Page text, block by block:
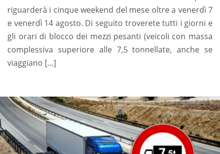
riguarderà i cinque weekend del mese oltre a venerdì 7
e venerdì 14 agosto. Di seguito troverete tutti i giorni e
gli orari di blocco dei mezzi pesanti (veicoli con massa
complessiva superiore alle 7,5 tonnellate, anche se
viaggiano […]